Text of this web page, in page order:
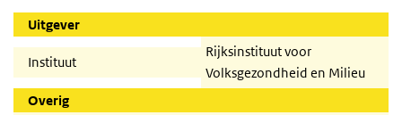
Uitgever
Instituut
Rijksinstituut voor
Volksgezondheid en Milieu
Overig